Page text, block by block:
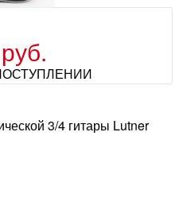
3/4 гитары Lutner